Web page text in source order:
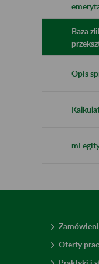
Baza
Opis
Oferty